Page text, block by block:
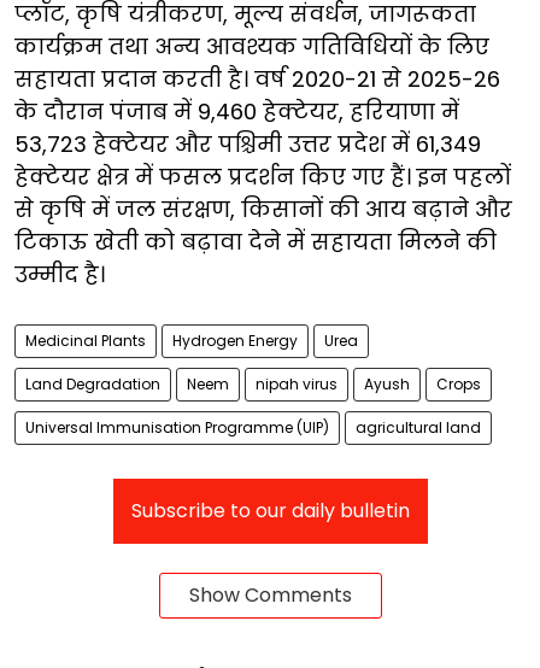
प्लॉट, कृषि यंत्रीकरण, मूल्य संवर्धन, जागरूकता
कार्यक्रम तथा अन्य आवश्यक गतिविधियों के लिए
सहायता प्रदान करती है। वर्ष 2020-21 से 2025-26
के दौरान पंजाब में 9,460 हेक्टेयर, हरियाणा में
53,723 हेक्टेयर और पश्चिमी उत्तर प्रदेश में 61,349
हेक्टेयर क्षेत्र में फसल प्रदर्शन किए गए हैं। इन पहलों
से कृषि में जल संरक्षण, किसानों की आय बढ़ाने और
टिकाऊ खेती को बढ़ावा देने में सहायता मिलने की
उम्मीद है।
Medicinal Plants Hydrogen Energy Urea
Land Degradation Neem nipah virus Ayush Crops
Universal Immunisation Programme (UIP) agricultural land
Subscribe to our daily bulletin
Show Comments